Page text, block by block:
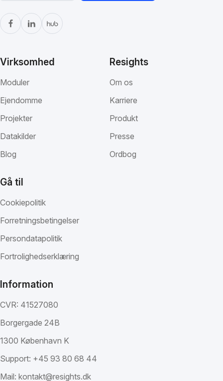
Virksomhed
Moduler
Ejendomme
Projekter
Datakilder
Blog
Resights
Om os
Karriere
Produkt
Presse
Ordbog
Gå til
Cookiepolitik
Forretningsbetingelser
Persondatapolitik
Fortrolighedserklæring
Information
CVR: 41527080
Borgergade 24B
1300 København K
Support: +45 93 80 68 44
Mail: kontakt@resights.dk